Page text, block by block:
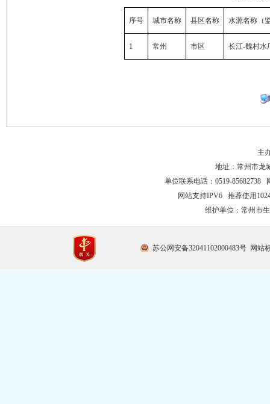
序号 城市名称 县区名称 水源名称（
1 常州 市区 长江-魏村水
主
地址：常州市龙
单位联系电话：0519-85682738
网站支持IPV6 推荐使用
维护单位：常州市
苏公网安备32041102000483号 网站